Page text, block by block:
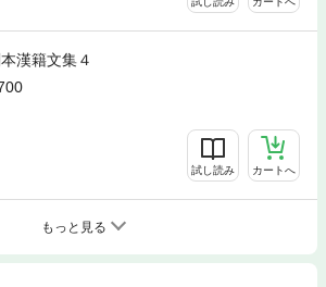
漢籍文集４
試し読み カートへ
もっと見る